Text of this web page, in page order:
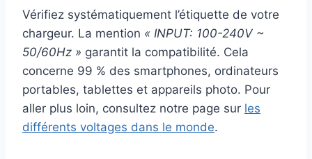
Vérifiez systématiquement l’étiquette de votre
chargeur. La mention « INPUT: 100-240V ~
50/60Hz » garantit la compatibilité. Cela
concerne 99 % des smartphones, ordinateurs
portables, tablettes et appareils photo. Pour
aller plus loin, consultez notre page sur les
différents voltages dans le monde.